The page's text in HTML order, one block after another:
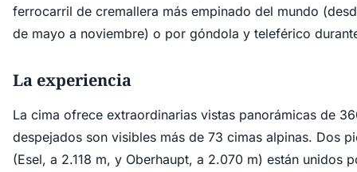
ferrocarril de cremallera más empinado del mundo
de mayo a noviembre) o por góndola y teleférico
La experiencia
La cima ofrece extraordinarias vistas panorámicas de
despejados son visibles más de 73 cimas alpinas. Dos
(Esel, a 2.118 m, y Oberhaupt, a 2.070 m) están unidos